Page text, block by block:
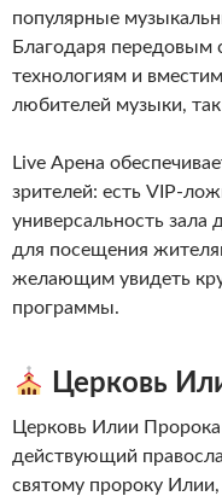
популярные
Благодаря передовым
технологиям и
любителей музыки,
Live Арена
зрителей: есть VIP-
универсальность зала
для посещения
желающим увидеть
программы.
Церковь
Церковь Илии
действующий
святому пророку